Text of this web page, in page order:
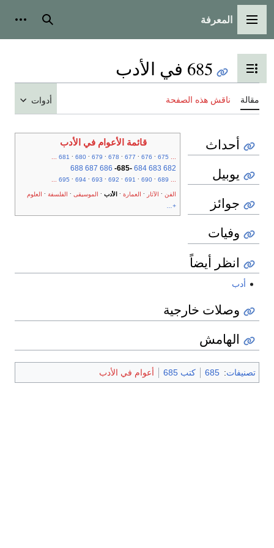
القائمة الرئيسية
المعرفة بحث
تبديل عرض جدول المحتويات
685 في الأدب
مقالة ناقش هذه الصفحة أدوات
قائمة الأعوام في الأدب
...
675
676
677
678
679
680
681
...
682
683
684
-
685
-
686
687
688
...
689
690
691
692
693
694
695
...
الفن الآثار العمارة الأدب الموسيقى الفلسفة
العلوم
+...
أحداث
يوبيل
جوائز
وفيات
انظر أيضاً
أدب
وصلات خارجية
الهامش
تصنيفات:
685 كتب 685 أعوام في الأدب